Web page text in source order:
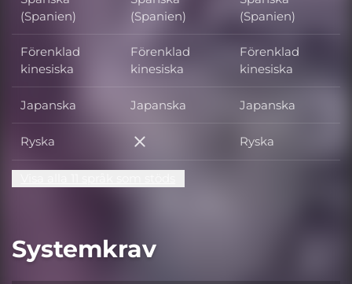
(Spanien)
(Spanien)
(Spanien)
Förenklad
kinesiska
Förenklad
kinesiska
Förenklad
kinesiska
Japanska Japanska Japanska
Ryska Ryska Ryska
Systemkrav